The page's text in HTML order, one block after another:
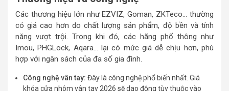
Các thương hiệu lớn như EZVIZ, Goman, ZKTeco… thường
có giá cao hơn do chất lượng sản phẩm, độ bền và tính
năng vượt trội. Trong khi đó, các hãng phổ thông như
Imou, PHGLock, Aqara… lại có mức giá dễ chịu hơn, phù
hợp với ngân sách của đa số gia đình.
Công nghệ vân tay: Đây là công nghệ phổ biến nhất. Giá
khóa cửa nhôm vân tay 2026 sẽ dao động tùy thuộc vào